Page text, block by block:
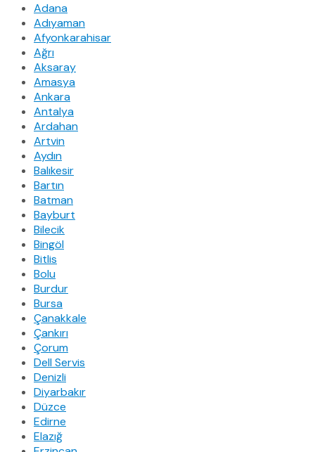
Adana
Adıyaman
Afyonkarahisar
Ağrı
Aksaray
Amasya
Ankara
Antalya
Ardahan
Artvin
Aydın
Balıkesir
Bartın
Batman
Bayburt
Bilecik
Bingöl
Bitlis
Bolu
Burdur
Bursa
Çanakkale
Çankırı
Çorum
Dell Servis
Denizli
Diyarbakır
Düzce
Edirne
Elazığ